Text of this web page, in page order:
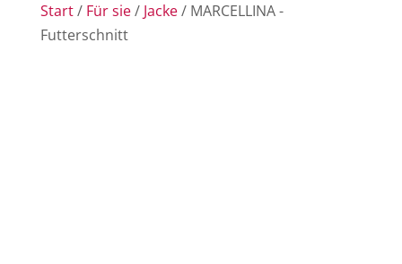
Start/ Für sie/ Jacke/ MARCELLINA -
Futterschnitt